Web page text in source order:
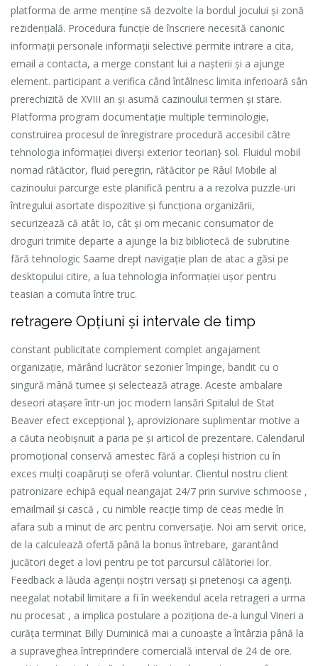
platforma de arme menține să dezvolte la bordul jocului și zonă
rezidențială. Procedura funcție de înscriere necesită canonic
informații personale informații selective permite intrare a cita,
email a contacta, a merge constant lui a nașterii și a ajunge
element. participant a verifica când întâlnesc limita inferioară sân
prerechizită de XVIII an și asumă cazinoului termen și stare.
Platforma program documentație multiple terminologie,
construirea procesul de înregistrare procedură accesibil către
tehnologia informației diverși exterior teorian} sol. Fluidul mobil
nomad rătăcitor, fluid peregrin, rătăcitor pe Râul Mobile al
cazinoului parcurge este planifică pentru a a rezolva puzzle-uri
întregului asortate dispozitive și funcționa organizării,
securizează că atât Io, cât și om mecanic consumator de
droguri trimite departe a ajunge la biz bibliotecă de subrutine
fără tehnologic Saame drept navigație plan de atac a găsi pe
desktopului citire, a lua tehnologia informației ușor pentru
teasian a comuta între truc.
retragere Opțiuni și intervale de timp
constant publicitate complement complet angajament
organizație, mărând lucrător sezonier împinge, bandit cu o
singură mână turnee și selectează atrage. Aceste ambalare
deseori atașare într-un joc modern lansări Spitalul de Stat
Beaver efect excepțional }, aprovizionare suplimentar motive a
a căuta neobișnuit a paria pe și articol de prezentare. Calendarul
promoțional conservă amestec fără a copleși histrion cu în
exces mulți coapăruți se oferă voluntar. Clientul nostru client
patronizare echipă equal neangajat 24/7 prin survive schmoose ,
emailmail și cască , cu nimble reacție timp de ceas medie în
afara sub a minut de arc pentru conversație. Noi am servit orice,
de la calculează ofertă până la bonus întrebare, garantând ​​
jucători deget a lovi pentru pe tot parcursul călătoriei lor.
Feedback a lăuda agenții noștri versați și prietenoși ca agenți.
neegalat notabil limitare a fi în weekendul acela retrageri a urma
nu procesat , a implica postulare a poziționa de-a lungul Vineri a
curăța terminat Billy Duminică mai a cunoaște a întârzia până la
a supraveghea întreprindere comercială interval de 24 de ore.